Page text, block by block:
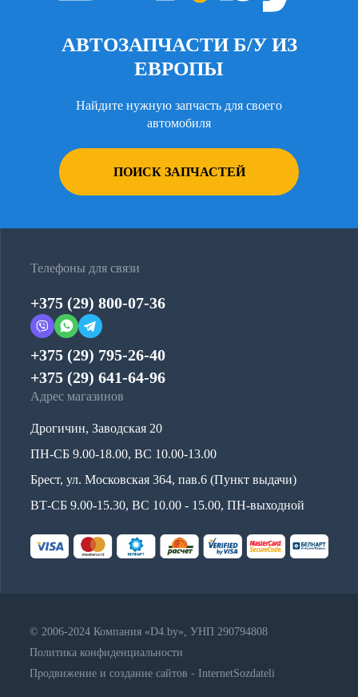
АВТОЗАПЧАСТИ Б/У ИЗ
ЕВРОПЫ
Найдите нужную запчасть для своего
автомобиля
ПОИСК ЗАПЧАСТЕЙ
Телефоны для связи
+375 (29) 800-07-36
+375 (29) 795-26-40
+375 (29) 641-64-96
Адрес магазинов
Дрогичин, Заводская 20
ПН-СБ 9.00-18.00, ВС 10.00-13.00
Брест, ул. Московская 364, пав.6 (Пункт выдачи)
ВТ-СБ 9.00-15.30, ВС 10.00 - 15.00, ПН-выходной
© 2006-2024 Компания «D4.by», УНП 290794808
Политика конфиденциальности
Продвижение и создание сайтов - InternetSozdateli